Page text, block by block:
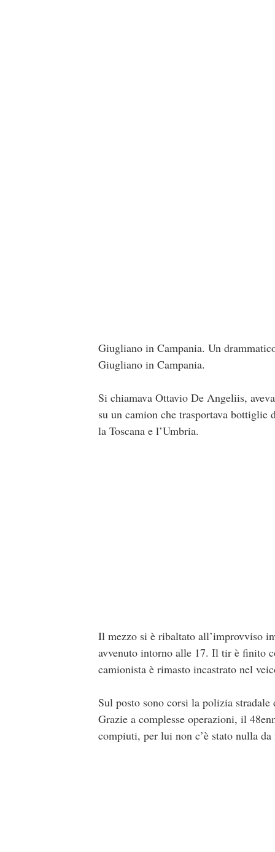
Giugliano in Campania. Un
Giugliano in Campania.
Si chiamava Ottavio De Angeliis,
su un camion che trasportava
la Toscana e l’Umbria.
Il mezzo si è ribaltato all’improvviso
avvenuto intorno alle 17. Il tir è finito
camionista è rimasto incastrato nel
Sul posto sono corsi la polizia
Grazie a complesse operazioni, il
compiuti, per lui non c’è stato nulla da